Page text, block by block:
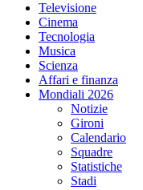
Televisione
Cinema
Tecnologia
Musica
Scienza
Affari e finanza
Mondiali 2026
Notizie
Gironi
Calendario
Squadre
Statistiche
Stadi